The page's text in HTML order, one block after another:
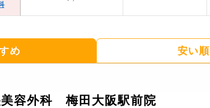
め 安い順
容外科 梅田大阪駅前院